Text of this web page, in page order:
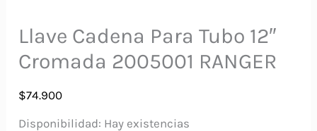
Llave Cadena Para Tubo 12″
Cromada 2005001 RANGER
$74.900
Disponibilidad: Hay existencias